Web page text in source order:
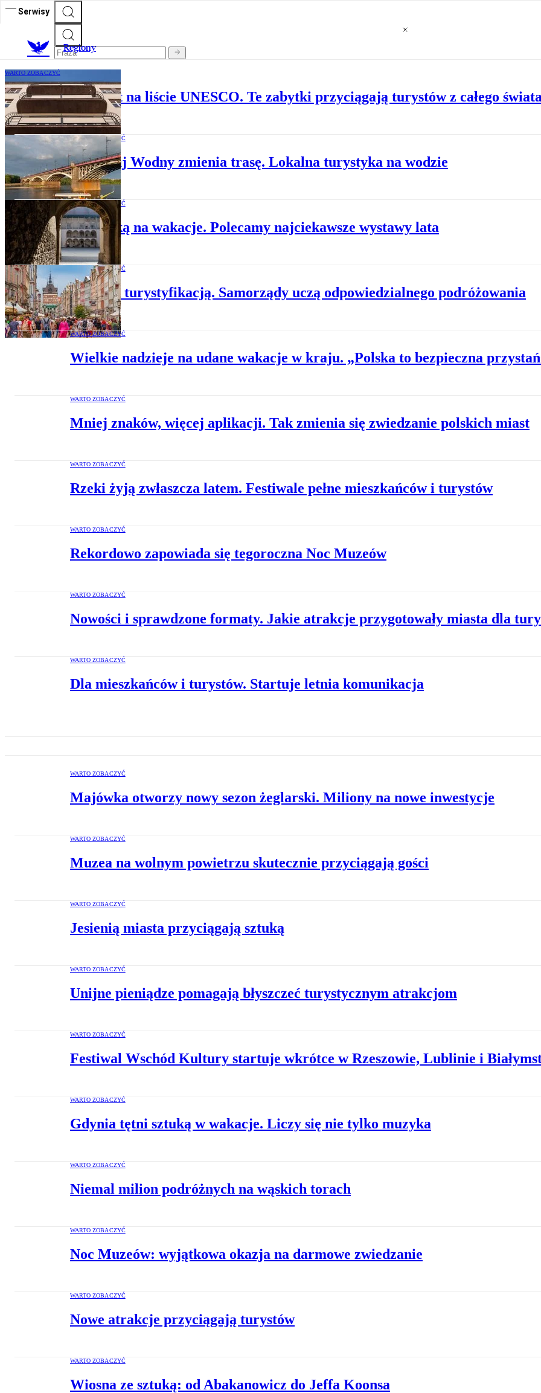
Serwisy
Regiony
WARTO ZOBACZYĆ
Nowy polski obiekt na liście UNESCO. Te zabytki przyciągają turystów z całego
WARTO ZOBACZYĆ
Tramwaj Wodny zmienia trasę. Lokalna turystyka na wodzie
WARTO ZOBACZYĆ
Ze sztuką na wakacje. Polecamy najciekawsze wystawy lata
WARTO ZOBACZYĆ
Walka z turystyfikacją. Samorządy uczą odpowiedzialnego podróżowania
WARTO ZOBACZYĆ
Wielkie nadzieje na udane wakacje w kraju. „Polska to bezpieczna
WARTO ZOBACZYĆ
Mniej znaków, więcej aplikacji. Tak zmienia się zwiedzanie polskich miast
WARTO ZOBACZYĆ
Rzeki żyją zwłaszcza latem. Festiwale pełne mieszkańców i turystów
WARTO ZOBACZYĆ
Rekordowo zapowiada się tegoroczna Noc Muzeów
WARTO ZOBACZYĆ
Nowości i sprawdzone formaty. Jakie atrakcje przygotowały miasta dla
WARTO ZOBACZYĆ
Dla mieszkańców i turystów. Startuje letnia komunikacja
WARTO ZOBACZYĆ
Majówka otworzy nowy sezon żeglarski. Miliony na nowe inwestycje
WARTO ZOBACZYĆ
Muzea na wolnym powietrzu skutecznie przyciągają gości
WARTO ZOBACZYĆ
Jesienią miasta przyciągają sztuką
WARTO ZOBACZYĆ
Unijne pieniądze pomagają błyszczeć turystycznym atrakcjom
WARTO ZOBACZYĆ
Festiwal Wschód Kultury startuje wkrótce w Rzeszowie, Lublinie i
WARTO ZOBACZYĆ
Gdynia tętni sztuką w wakacje. Liczy się nie tylko muzyka
WARTO ZOBACZYĆ
Niemal milion podróżnych na wąskich torach
WARTO ZOBACZYĆ
Noc Muzeów: wyjątkowa okazja na darmowe zwiedzanie
WARTO ZOBACZYĆ
Nowe atrakcje przyciągają turystów
WARTO ZOBACZYĆ
Wiosna ze sztuką: od Abakanowicz do Jeffa Koonsa